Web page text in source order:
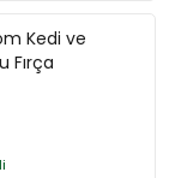
Kedi ve
Fırça